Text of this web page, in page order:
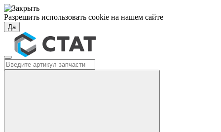
Разрешить использовать cookie на нашем сайте
Да